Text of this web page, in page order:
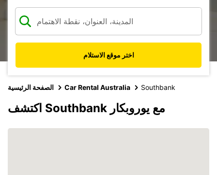
اختر موقع الاستلام
الصفحة الرئيسية Car Rental Australia Southbank
اكتشف Southbank مع يوروبكار